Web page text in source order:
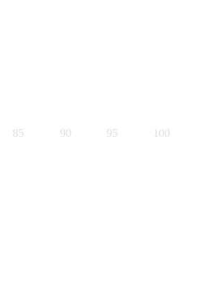
85 90 95 100